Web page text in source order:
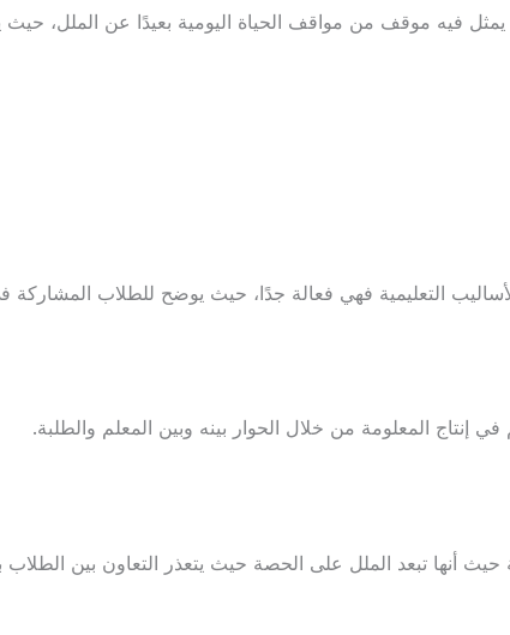
فيه موقف من مواقف الحياة اليومية بعيدًا عن الملل،
التعليمية فهي فعالة جدًا، حيث يوضح للطلاب المشاركة
إنتاج المعلومة من خلال الحوار بينه وبين المعلم والطلبة.
حيث أنها تبعد الملل على الحصة حيث يتعذر التعاون بين